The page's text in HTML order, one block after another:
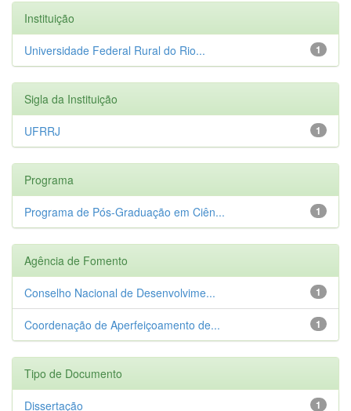
Instituição
1
Universidade Federal Rural do Rio...
Sigla da Instituição
1
UFRRJ
Programa
1
Programa de Pós-Graduação em Ciên...
Agência de Fomento
1
Conselho Nacional de Desenvolvime...
1
Coordenação de Aperfeiçoamento de...
Tipo de Documento
1
Dissertação